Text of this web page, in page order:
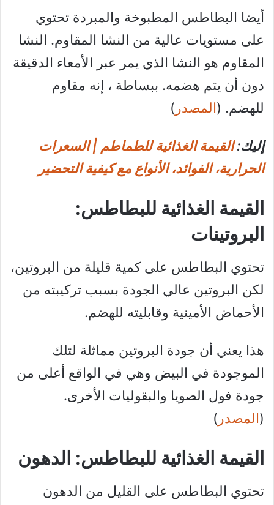
أيضا البطاطس المطبوخة والمبردة تحتوي
على مستويات عالية من النشا المقاوم. النشا
المقاوم هو النشا الذي يمر عبر الأمعاء الدقيقة
دون أن يتم هضمه. ببساطة ، إنه مقاوم
للهضم. (المصدر )
إليك:القيمة الغذائية للطماطم | السعرات
الحرارية، الفوائد، الأنواع مع كيفية التحضير
القيمة الغذائية للبطاطس:
البروتينات
تحتوي البطاطس على كمية قليلة من البروتين،
لكن البروتين عالي الجودة بسبب تركيبته من
الأحماض الأمينية وقابليته للهضم.
هذا يعني أن جودة البروتين مماثلة لتلك
الموجودة في البيض وهي في الواقع أعلى من
جودة فول الصويا والبقوليات الأخرى.
(المصدر )
القيمة الغذائية للبطاطس: الدهون
تحتوي البطاطس على القليل من الدهون